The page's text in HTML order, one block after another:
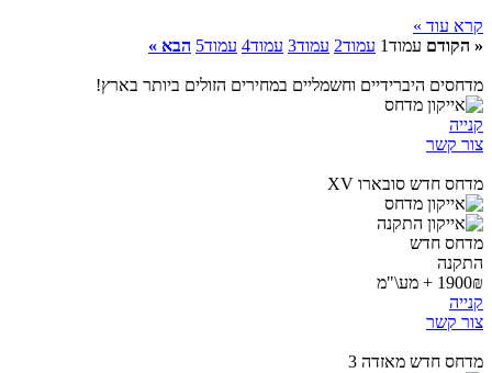
קרא עוד »
« הקודם עמוד1 עמוד2 עמוד3 עמוד4 עמוד5 הבא »
מדחסים היברידיים וחשמליים במחירים הזולים ביותר בארץ!
קנייה
צור קשר
מדחס חדש סובארו XV
מדחס חדש
התקנה
1900₪ + מע\"מ
קנייה
צור קשר
מדחס חדש מאזדה 3